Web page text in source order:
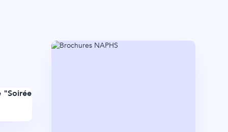
"Soirée